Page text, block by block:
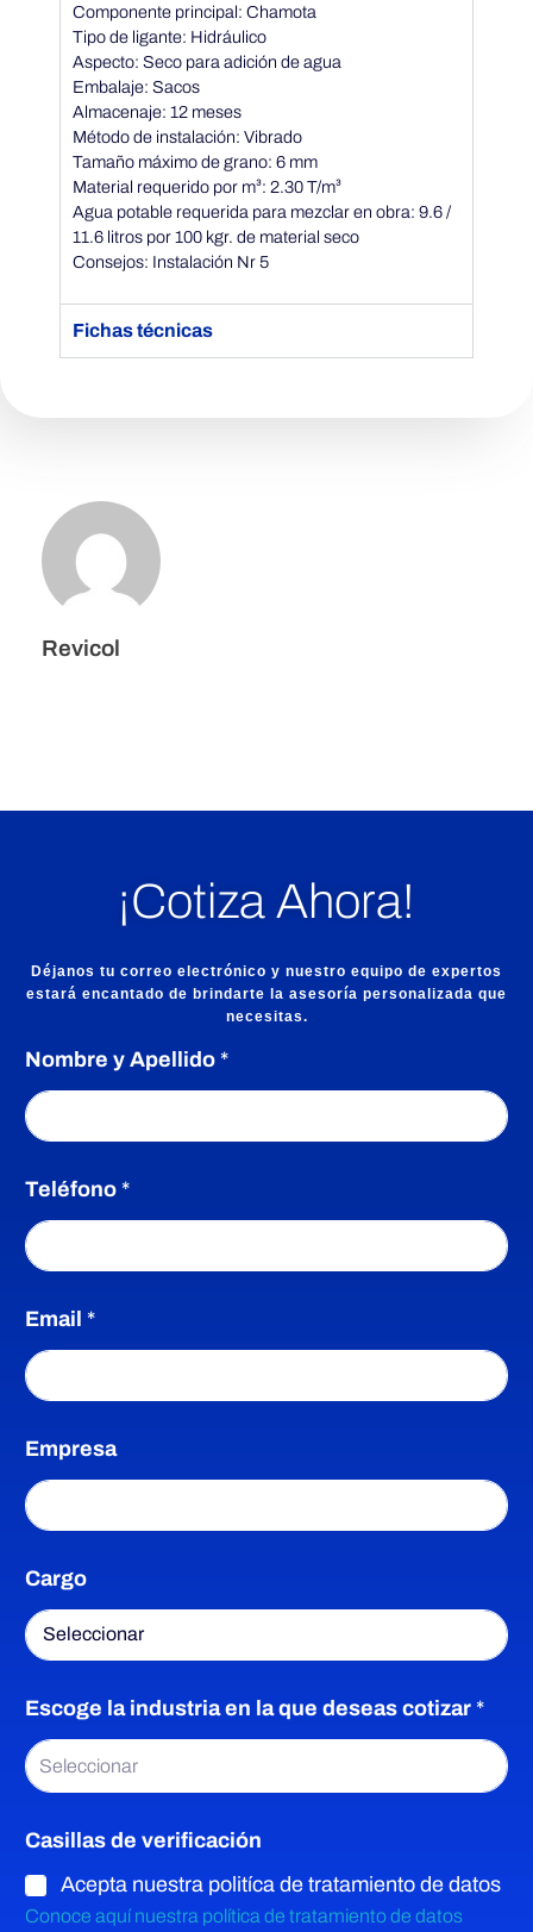
6
5
Componente principal: Chamota
Tipo de ligante: Hidráulico
Aspecto: Seco para adición de agua
Embalaje: Sacos
Almacenaje: 12 meses
Método de instalación: Vibrado
Tamaño máximo de grano: 6 mm
Material requerido por m³: 2.30 T/m³
Agua potable requerida para mezclar en obra: 9.6 /
11.6 litros por 100 kgr. de material seco
Consejos: Instalación Nr 5
Fichas técnicas
Revicol
¡Cotiza Ahora!
Déjanos tu correo electrónico y nuestro equipo de expertos
estará encantado de brindarte la asesoría personalizada que
necesitas.
Nombre y Apellido *
Teléfono *
Email *
Empresa
Cargo
e
s
e
a
l
i
n
Escoge la industria en la que deseas cotizar *
Seleccionar
Casillas de verificación
Acepta nuestra politíca de tratamiento de datos
Conoce aquí nuestra política de tratamiento de datos